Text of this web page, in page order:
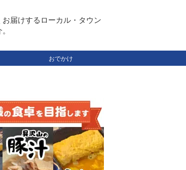
届けするローカル・タウン
おでかけ